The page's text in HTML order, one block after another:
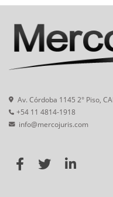
Av. Córdoba 1145 2° Piso,
+54 11 4814-1918
info@mercojuris.com